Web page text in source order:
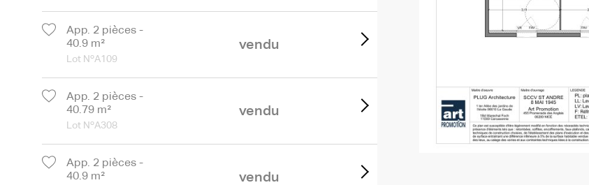
App. 2 pièces -
40.9 m²
Lot NºA109
vendu
App. 2 pièces -
40.79 m²
Lot NºA308
vendu
App. 2 pièces -
40.9 m²
vendu